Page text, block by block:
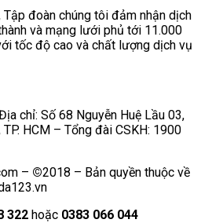
Tập đoàn chúng tôi đảm nhận dịch
và mạng lưới phủ tới 11.000
tốc độ cao và chất lượng dịch vụ
chỉ: Số 68 Nguyễn Huệ Lầu 03,
HCM – Tổng đài CSKH: 1900
– ©2018 – Bản quyền thuộc về
322 hoặc 0383 066 044